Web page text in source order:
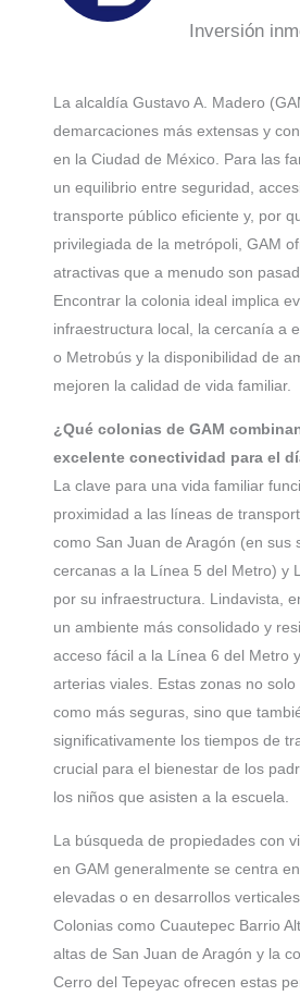
Inversión
La alcaldía Gustavo A. Madero
demarcaciones más extensas y
en la Ciudad de México. Para las
un equilibrio entre seguridad,
transporte público eficiente y, por
privilegiada de la metrópoli, GAM
atractivas que a menudo son
Encontrar la colonia ideal implica
infraestructura local, la cercanía a
o Metrobús y la disponibilidad de
mejoren la calidad de vida familiar.
¿Qué colonias de GAM
excelente conectividad para el
La clave para una vida familiar
proximidad a las líneas de
como San Juan de Aragón (en sus
cercanas a la Línea 5 del Metro) y
por su infraestructura. Lindavista,
un ambiente más consolidado y
acceso fácil a la Línea 6 del Metro
arterias viales. Estas zonas no
como más seguras, sino que
significativamente los tiempos de
crucial para el bienestar de los
los niños que asisten a la escuela.
La búsqueda de propiedades con
en GAM generalmente se centra
elevadas o en desarrollos
Colonias como Cuautepec Barrio
altas de San Juan de Aragón y la
Cerro del Tepeyac ofrecen estas